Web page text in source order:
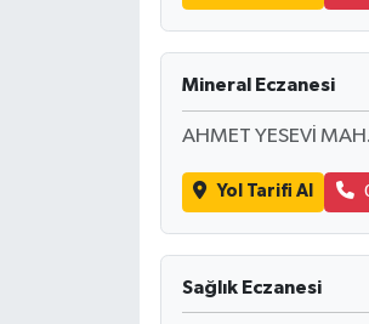
Mineral Eczanesi
AHMET YESEVİ
Yol Tarifi Al
Sağlık Eczanesi